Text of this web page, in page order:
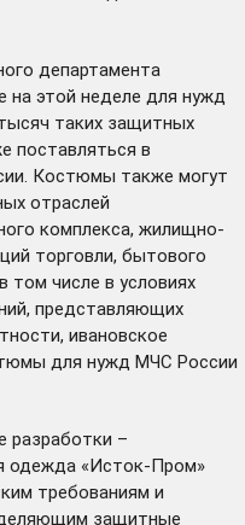
департамента
на этой неделе для нужд
таких защитных
поставляться в
Костюмы также могут
отраслей
комплекса, жилищно-
торговли, бытового
том числе в условиях
представляющих
ивановское
для нужд МЧС России
разработки –
одежда «Исток-Пром»
требованиям и
защитные